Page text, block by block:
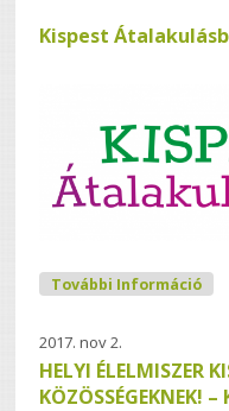
Kispest
További Információ
2017. nov 2.
HELYI ÉLELMISZER
KÖZÖSSÉGEKNEK! –